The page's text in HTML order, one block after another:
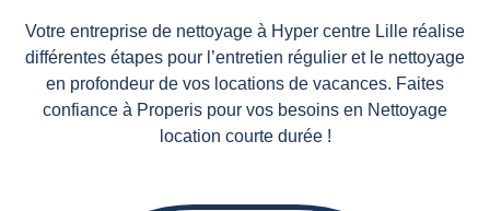
Votre entreprise de nettoyage à Hyper centre Lille réalise
différentes étapes pour l’entretien régulier et le nettoyage
en profondeur de vos locations de vacances. Faites
confiance à Properis pour vos besoins en Nettoyage
location courte durée !